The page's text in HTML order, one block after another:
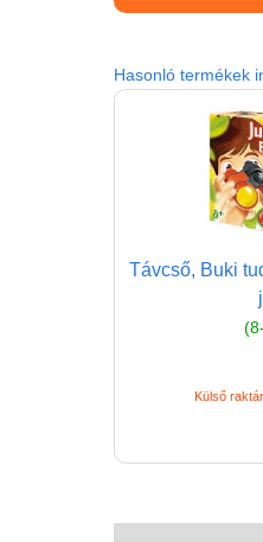
Hasonló termékek
Távcső, Buki
Külső